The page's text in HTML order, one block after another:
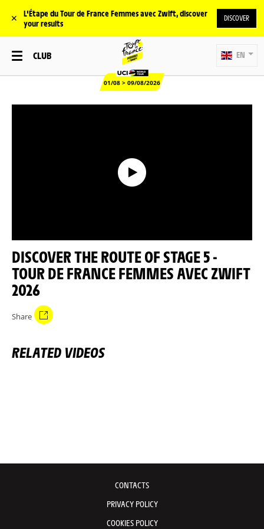
✕
L'Étape du Tour de France Femmes avec Zwift, discover
your results
DISCOVER
CLUB
01/08 > 09/08/2026
EN
DISCOVER THE ROUTE OF STAGE 5 -
TOUR DE FRANCE FEMMES AVEC ZWIFT
2026
Share
RELATED VIDEOS
CONTACTS
PRIVACY POLICY
COOKIES POLICY